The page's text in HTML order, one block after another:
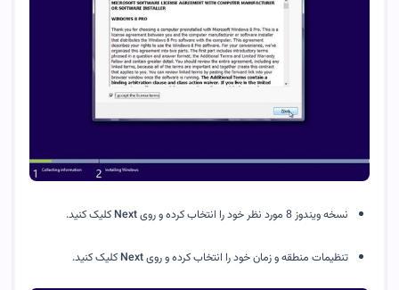
نسخه ویندوز 8 مورد نظر خود را انتخاب کرده و روی Next کلیک کنید.
تنظیمات منطقه و زمان خود را انتخاب کرده و روی Next کلیک کنید.